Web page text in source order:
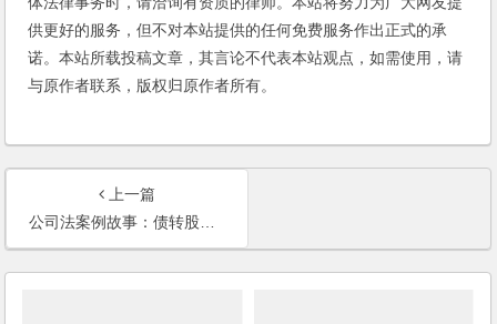
供更好的服务，但不对本站提供的任何免费服务作出正式的承
诺。本站所载投稿文章，其言论不代表本站观点，如需使用，请
与原作者联系，版权归原作者所有。
上一篇
公司法案例故事：债转股股东对虚高的认缴出资额是否承担补充出资责任